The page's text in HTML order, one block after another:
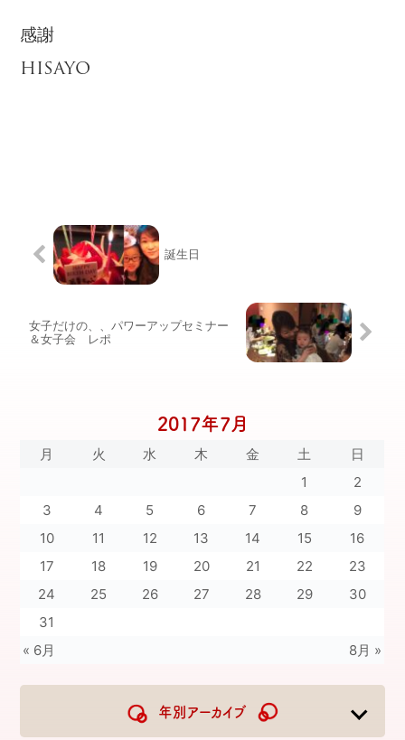
感謝
HISAYO
誕生日
女子だけの、、パワーアップセミナー
＆女子会 レポ
2017年7月
月 火 水 木 金 土 日
« 6月 8月 »
1
2
3
4 5 6 7 8
9
10
11 12 13 14 15
16
17
18 19 20 21 22
23
24
25 26 27 28 29
30
31
年別アーカイブ